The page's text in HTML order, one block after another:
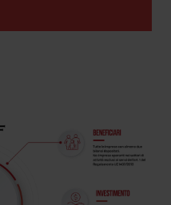
di mediazione creditizia iscritta